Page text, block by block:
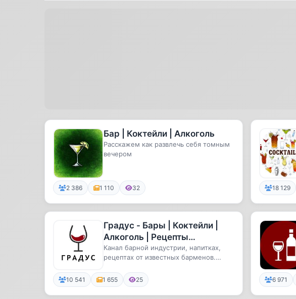
Бар | Коктейли | Алкоголь
Расскажем как развлечь себя томным
вечером
2 386 1 110 32 18 129
Градус - Бары | Коктейли |
Алкоголь | Рецепты
известных барменов
Канал барной индустрии, напитках,
рецептах от известных барменов.
10 541 1 655 25 6 971